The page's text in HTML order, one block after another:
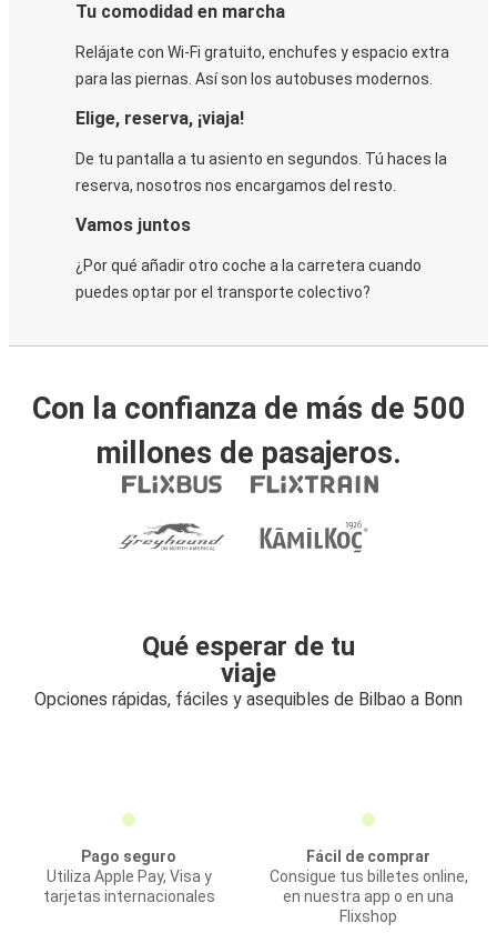
Tu comodidad en marcha
Relájate con Wi-Fi gratuito, enchufes y espacio extra
para las piernas. Así son los autobuses modernos.
Elige, reserva, ¡viaja!
De tu pantalla a tu asiento en segundos. Tú haces la
reserva, nosotros nos encargamos del resto.
Vamos juntos
¿Por qué añadir otro coche a la carretera cuando
puedes optar por el transporte colectivo?
Con la confianza de más de 500
millones de pasajeros.
Qué esperar de tu
viaje
Opciones rápidas, fáciles y asequibles de Bilbao a Bonn
Pago seguro
Utiliza Apple Pay, Visa y
tarjetas internacionales
Fácil de comprar
Consigue tus billetes online,
en nuestra app o en una
Flixshop